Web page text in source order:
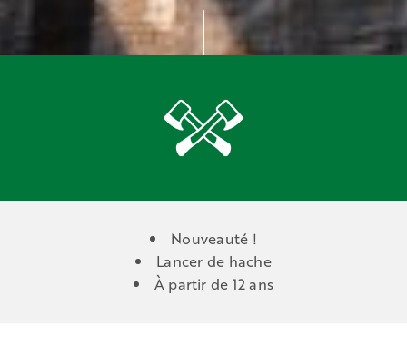
Nouveauté !
Lancer de hache
À partir de 12 ans